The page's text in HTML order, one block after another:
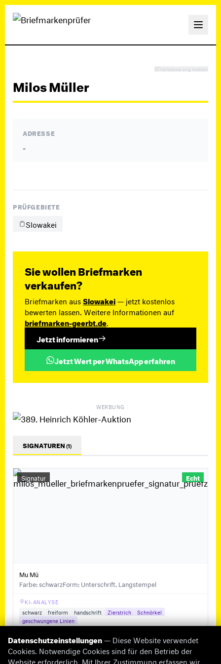
Verbesserung melden
Milos Müller
ADRESSE
-
PRÜFGEBIETE
Slowakei
Sie wollen Briefmarken
verkaufen?
Briefmarken ausSlowakei— jetzt kostenlos
bewerten lassen. Weitere Informationen auf
briefmarken-geerbt.de
Jetzt informieren
Jetzt Wert per WhatsApp erfahren
WERBUNG
SIGNATUREN(1)
Signatur Echt
Mu Mü
Farbe: schwarzForm: Unterschrift, Langstempel
KI-ANALYSE
schwarz
freiform handschrift Zierstrich
Schnörkel
geschwungene Linien
Datenschutzeinstellungen— Diese Website verwendet
Cookies. Notwendige Cookies sind für den Betrieb der
Website erforderlich. Mit Ihrer Zustimmung erfassen wir